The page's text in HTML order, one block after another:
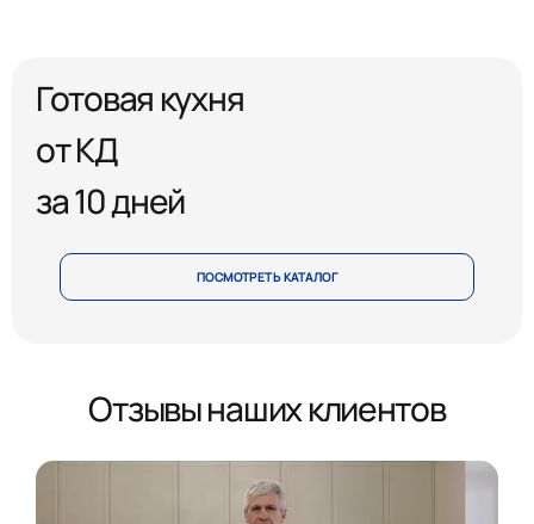
Готовая кухня
от КД
за 10 дней
ПОСМОТРЕТЬ КАТАЛОГ
Отзывы наших клиентов